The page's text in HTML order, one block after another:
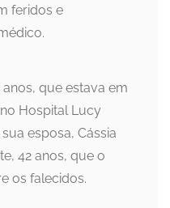
feridos e
que estava em
Hospital Lucy
esposa, Cássia
42 anos, que o
os falecidos.